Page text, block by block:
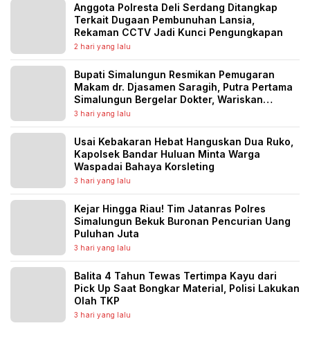
Anggota Polresta Deli Serdang Ditangkap
Terkait Dugaan Pembunuhan Lansia,
Rekaman CCTV Jadi Kunci Pengungkapan
2 hari yang lalu
Bupati Simalungun Resmikan Pemugaran
Makam dr. Djasamen Saragih, Putra Pertama
Simalungun Bergelar Dokter, Wariskan
Semangat Pengabdian untuk Generasi
Penerus
3 hari yang lalu
Usai Kebakaran Hebat Hanguskan Dua Ruko,
Kapolsek Bandar Huluan Minta Warga
Waspadai Bahaya Korsleting
3 hari yang lalu
Kejar Hingga Riau! Tim Jatanras Polres
Simalungun Bekuk Buronan Pencurian Uang
Puluhan Juta
3 hari yang lalu
Balita 4 Tahun Tewas Tertimpa Kayu dari
Pick Up Saat Bongkar Material, Polisi Lakukan
Olah TKP
3 hari yang lalu